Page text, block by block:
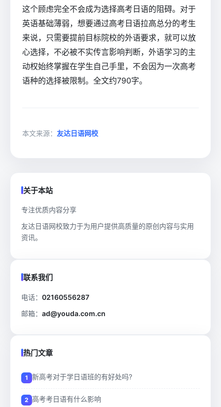
这个顾虑完全不会成为选择高考日语的阻碍。对于
英语基础薄弱，想要通过高考日语拉高总分的考生
来说，只需要提前目标院校的外语要求，就可以放
心选择，不必被不实传言影响判断，外语学习的主
动权始终掌握在学生自己手里，不会因为一次高考
语种的选择被限制。全文约790字。
本文来源： 友达日语网校
关于本站
专注优质内容分享
友达日语网校致力于为用户提供高质量的原创内容与实用
资讯。
联系我们
电话： 02160556287
邮箱： ad@youda.com.cn
热门文章
新高考对于学日语班的有好处吗?
高考考日语有什么影响